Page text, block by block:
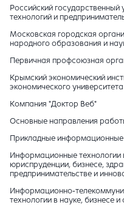
Российский
технологий и
Московская городская
народного образования и
Первичная профсоюзная
Крымский экономический
экономического
Компания "Доктор Веб"
Основные направления
Прикладные информационные
Информационные технологии
юриспруденции, бизнесе,
предпринимательстве и
Информационно-
технологии в науке, бизнесе